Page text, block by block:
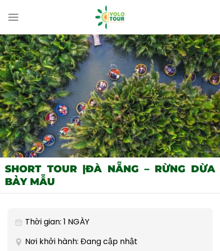
qua
dung
SHORT TOUR |ĐÀ NẴNG – RỪNG DỪA
BẢY MẪU
Thời gian: 1 NGÀY
Nơi khởi hành: Đang cập nhật